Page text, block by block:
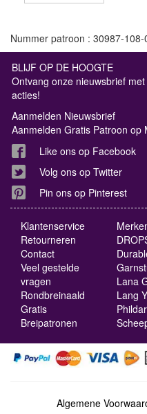
Nummer patroon : 30987-108-
BLIJF OP DE HOOGTE
Ontvang onze nieuwsbrief
acties!
Aanmelden Nieuwsbrief
Aanmelden Gratis Patroon op
Like ons op Facebook
Volg ons op Twitter
Pin ons op Pinterest
Klantenservice
Retourneren
Contact
Veel gestelde
vragen
Rondbreinaald
Gratis
Breipatronen
Lana
Lang
Phildar
Algemene